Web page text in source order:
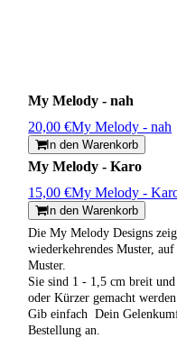
My Melody - nah
20,00 €My Melody - nah
In den Warenkorb
My Melody - Karo
15,00 €My Melody -
In den Warenkorb
Die My Melody Designs
wiederkehrendes Muster,
Muster.
Sie sind 1 - 1,5 cm breit
oder Kürzer gemacht werden.
Gib einfach Dein
Bestellung an.